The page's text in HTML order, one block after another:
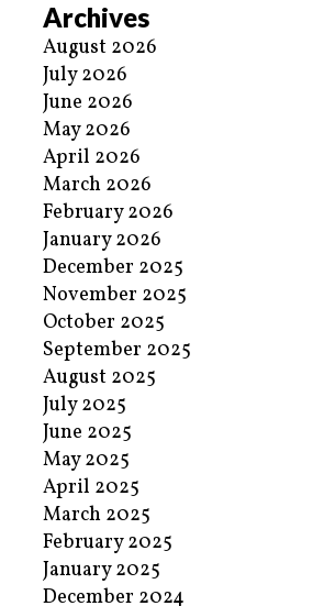
Archives
August 2026
July 2026
June 2026
May 2026
April 2026
March 2026
February 2026
January 2026
December 2025
November 2025
October 2025
September 2025
August 2025
July 2025
June 2025
May 2025
April 2025
March 2025
February 2025
January 2025
December 2024